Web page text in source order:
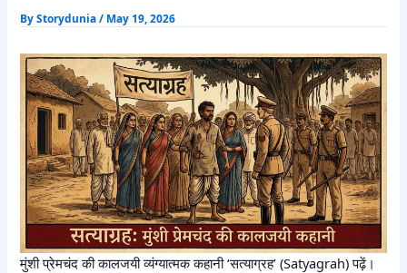
ByStorydunia/ May 19, 2026
मुंशी प्रेमचंद की कालजयी व्यंग्यात्मक कहानी ‘सत्याग्रह’ (Satyagrah) पढ़ें।